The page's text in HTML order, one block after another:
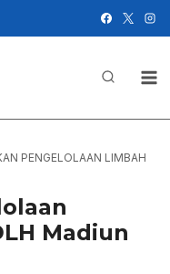
PENGELOLAAN LIMBAH
Madiun